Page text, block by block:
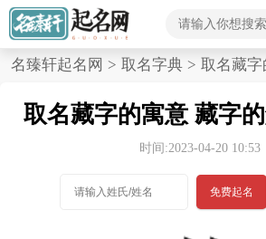
首
宝
名臻轩起名网 > 取名字典 >
取名藏字的寓意 藏字
时间:2023-04-20 10:53
免费起名